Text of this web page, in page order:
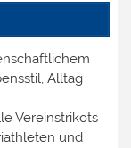
Alltag
Vereinstrikots
und